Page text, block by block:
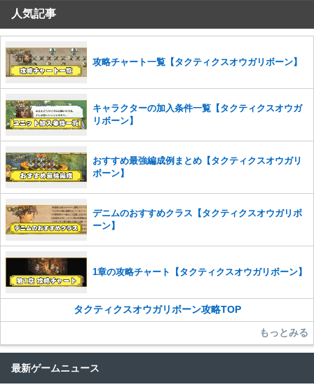
コメントの削除を申請する
せていただきます。ご了承ください。
※一度削除したコメントは復元ができませんのでご注意くだ
さい。
った場合は、法的措置をとらせていただく場合もございますので、あら
かじめご理解くださいませ。
人気記事
攻略チャート一覧【タクティクスオウガリボーン】
キャラクターの加入条件一覧【タクティクスオウガ
リボーン】
おすすめ最強編成例まとめ【タクティクスオウガリ
ボーン】
デニムのおすすめクラス【タクティクスオウガリボ
ーン】
1章の攻略チャート【タクティクスオウガリボーン】
タクティクスオウガリボーン攻略TOP
もっとみる
最新ゲームニュース